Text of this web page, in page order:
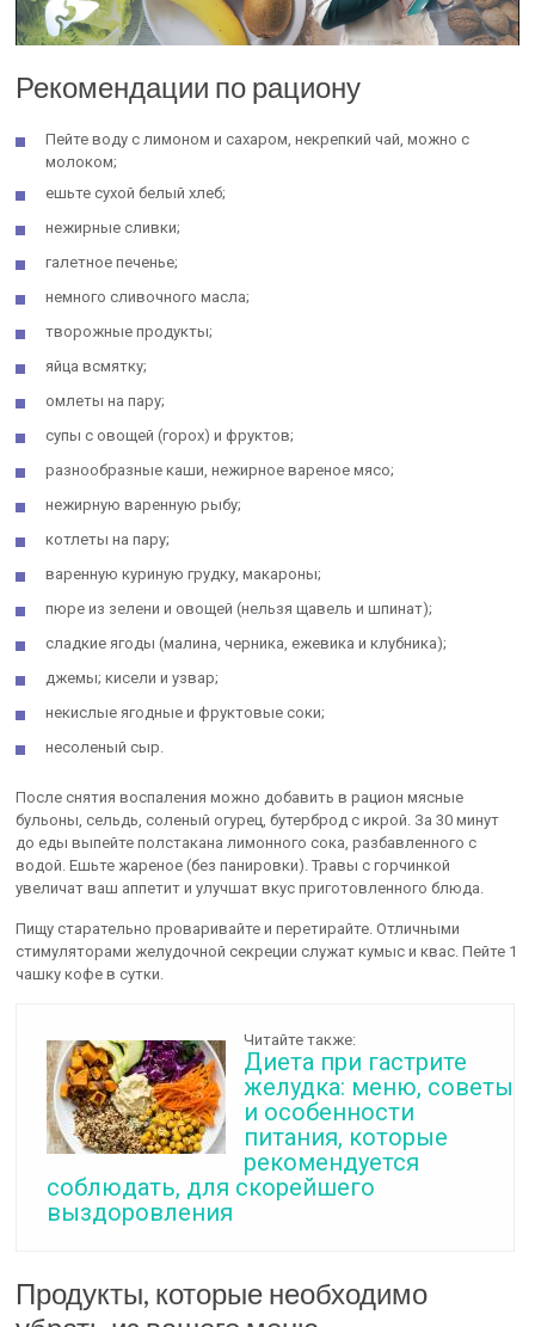
Рекомендации по рациону
Пейте воду с лимоном и сахаром, некрепкий чай, можно с
молоком;
ешьте сухой белый хлеб;
нежирные сливки;
галетное печенье;
немного сливочного масла;
творожные продукты;
яйца всмятку;
омлеты на пару;
супы с овощей (горох) и фруктов;
разнообразные каши, нежирное вареное мясо;
нежирную варенную рыбу;
котлеты на пару;
варенную куриную грудку, макароны;
пюре из зелени и овощей (нельзя щавель и шпинат);
сладкие ягоды (малина, черника, ежевика и клубника);
джемы; кисели и узвар;
некислые ягодные и фруктовые соки;
несоленый сыр.
После снятия воспаления можно добавить в рацион мясные
бульоны, сельдь, соленый огурец, бутерброд с икрой. За 30 минут
до еды выпейте полстакана лимонного сока, разбавленного с
водой. Ешьте жареное (без панировки). Травы с горчинкой
увеличат ваш аппетит и улучшат вкус приготовленного блюда.
Пищу старательно проваривайте и перетирайте. Отличными
стимуляторами желудочной секреции служат кумыс и квас. Пейте 1
чашку кофе в сутки.
Читайте также:
Диета при гастрите
желудка: меню, советы
и особенности
питания, которые
рекомендуется
соблюдать, для скорейшего
выздоровления
Продукты, которые необходимо